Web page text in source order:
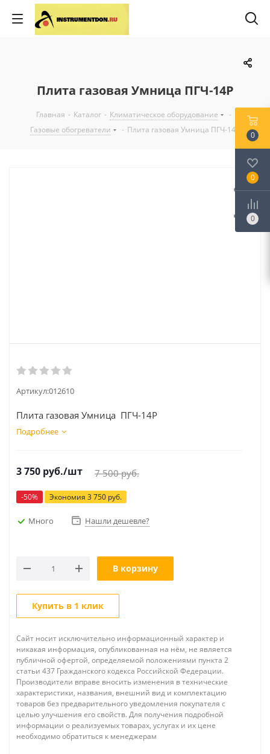
Плита газовая Умница ПГЧ-14P
Главная - Каталог - Климатическое оборудование
-
Газовые обогреватели
- Плита газовая Умница ПГЧ-14P
Артикул:012610
Плита газовая Умница ПГЧ-14P
Подробнее
3 750 руб./шт 7 500руб.
-50% Экономия 3 750 руб.
Много Нашли дешевле?
В корзину
Купить в 1 клик
Сайт носит исключительно информационный характер и
никакая информация, опубликованная на нём, не является
публичной офертой, определяемой положениями пункта 2
статьи 437 Гражданского кодекса Российской Федерации.
Производители вправе вносить изменения в технические
характеристики, названия, внешний вид и комплектацию
товаров без предварительного уведомления покупателя с
целью улучшения его свойств. Для получения подробной
информации о реализуемых товарах, услугах и их цене
необходимо обратиться к менеджерам
0
0
0